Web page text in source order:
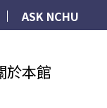
ASK NCHU
於本館